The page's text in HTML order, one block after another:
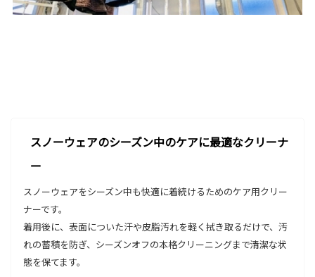
スノーウェアのシーズン中のケアに最適なクリーナ
ー
スノーウェアをシーズン中も快適に着続けるためのケア用クリー
ナーです。
着用後に、表面についた汗や皮脂汚れを軽く拭き取るだけで、汚
れの蓄積を防ぎ、シーズンオフの本格クリーニングまで清潔な状
態を保てます。